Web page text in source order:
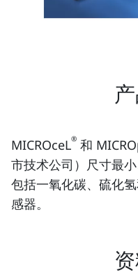
MICROceL® 和
市技术公司）尺寸最
包括一氧化碳、硫化
感器。